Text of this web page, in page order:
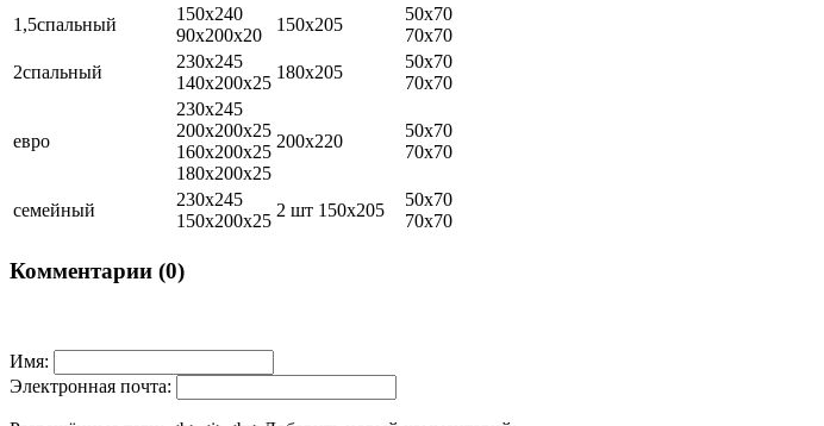
1,5спальный
150х240
90х200х20
150х205
50х70
70х70
2спальный
230х245
140х200х25
180х205
50х70
70х70
евро
230х245
200х200х25
160х200х25
180х200х25
200х220
50х70
70х70
семейный
230х245
150х200х25
2 шт 150х205
50х70
70х70
Комментарии (0)
Имя:
Электронная почта: